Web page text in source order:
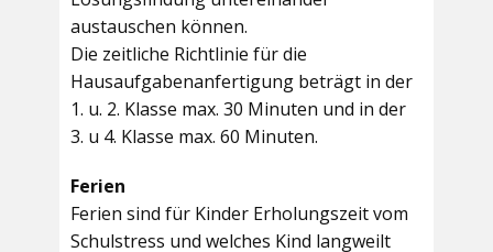
austauschen können.
Die zeitliche Richtlinie für die
Hausaufgabenanfertigung beträgt in der
1. u. 2. Klasse max. 30 Minuten und in der
3. u 4. Klasse max. 60 Minuten.
Ferien
Ferien sind für Kinder Erholungszeit vom
Schulstress und welches Kind langweilt